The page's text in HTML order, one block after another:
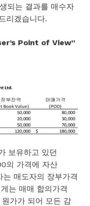
되는 결과를 매수자
리겠습니다.
Point of View”
보유하고 있던
의 가격에 자산
매도자의 장부가격
는 매매 합의가격
가가 되어 모든 감